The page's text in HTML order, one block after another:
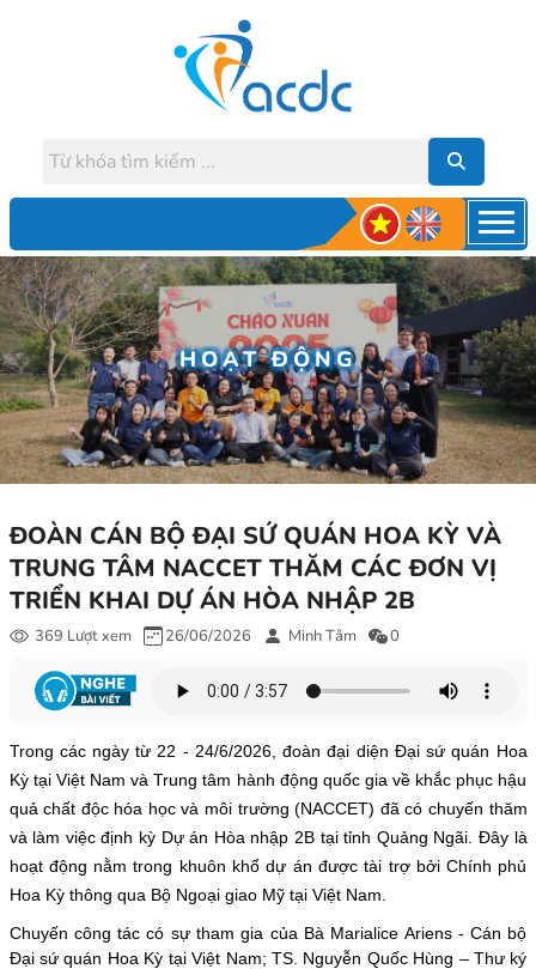
HOẠT ĐỘNG
ĐOÀN CÁN BỘ ĐẠI SỨ QUÁN HOA KỲ VÀ
TRUNG TÂM NACCET THĂM CÁC ĐƠN VỊ
TRIỂN KHAI DỰ ÁN HÒA NHẬP 2B
369 Lượt xem 26/06/2026 Minh Tâm 0
Trong các ngày từ 22 - 24/6/2026, đoàn đại diện Đại sứ quán Hoa
Kỳ tại Việt Nam và Trung tâm hành động quốc gia về khắc phục hậu
quả chất độc hóa học và môi trường (NACCET) đã có chuyến thăm
và làm việc định kỳ Dự án Hòa nhập 2B tại tỉnh Quảng Ngãi. Đây là
hoạt động nằm trong khuôn khổ dự án được tài trợ bởi Chính phủ
Hoa Kỳ thông qua Bộ Ngoại giao Mỹ tại Việt Nam.
Chuyến công tác có sự tham gia của Bà Marialice Ariens - Cán bộ
Đại sứ quán Hoa Kỳ tại Việt Nam; TS. Nguyễn Quốc Hùng – Thư ký